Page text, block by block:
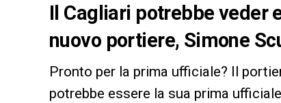
Il Cagliari potrebbe veder
nuovo portiere, Simone
Pronto per la prima ufficiale? Il
potrebbe essere la sua prima